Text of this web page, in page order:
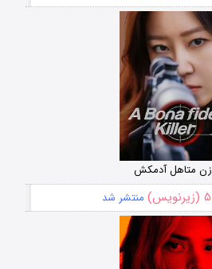
زن متاهل آدمکش
۵ (زیرنویس) منتشر شد